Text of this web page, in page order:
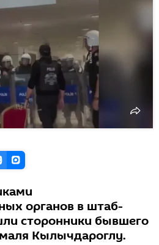
органов в штаб-
сторонники бывшего
Кылычдароглу.